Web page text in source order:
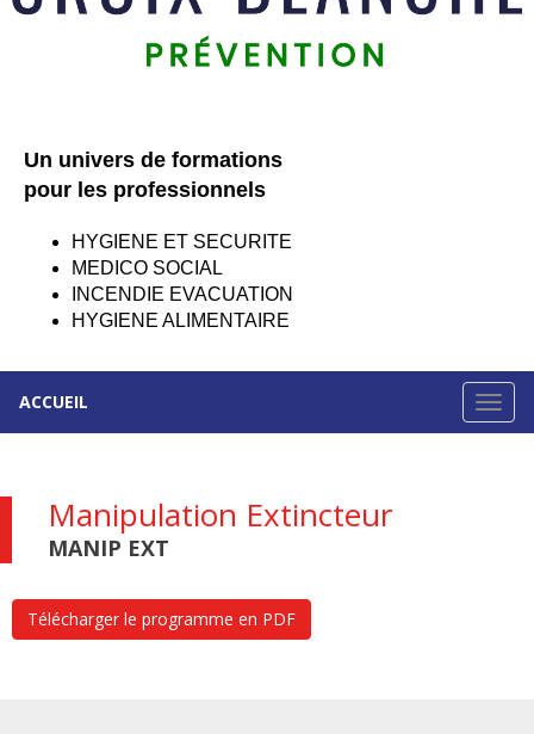
Un univers de formations
pour les professionnels
HYGIENE ET SECURITE
MEDICO SOCIAL
INCENDIE EVACUATION
HYGIENE ALIMENTAIRE
ACCUEIL
Manipulation Extincteur
MANIP EXT
Télécharger le programme en PDF